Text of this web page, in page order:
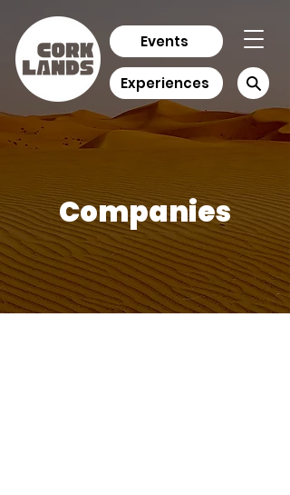
Events
Experiences
Companies